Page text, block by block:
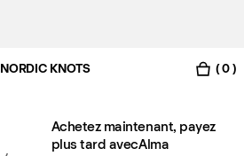
NORDIC KNOTS ( 0 )
Achetez maintenant, payez
plus tard avecAlma